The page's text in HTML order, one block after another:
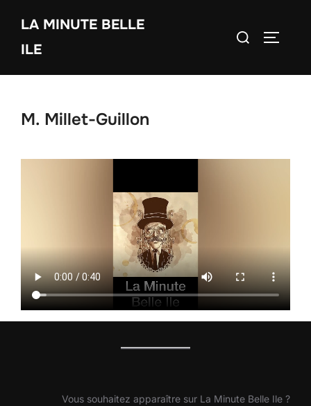
contenu
LA MINUTE BELLE
ILE
Rechercher :
M. Millet-Guillon
Vous souhaitez apparaître sur La Minute Belle Ile ?